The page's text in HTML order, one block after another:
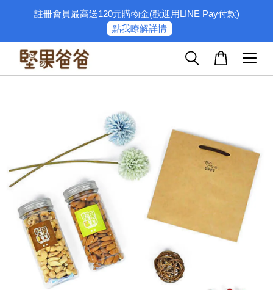
註冊會員最高送120元購物金(歡迎用LINE Pay付款)
點我瞭解詳情